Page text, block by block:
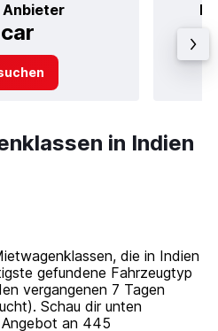
in Indien
die in Indien
gefundene Fahrzeugtyp
vergangenen 7 Tagen
Schau dir unten
an 445